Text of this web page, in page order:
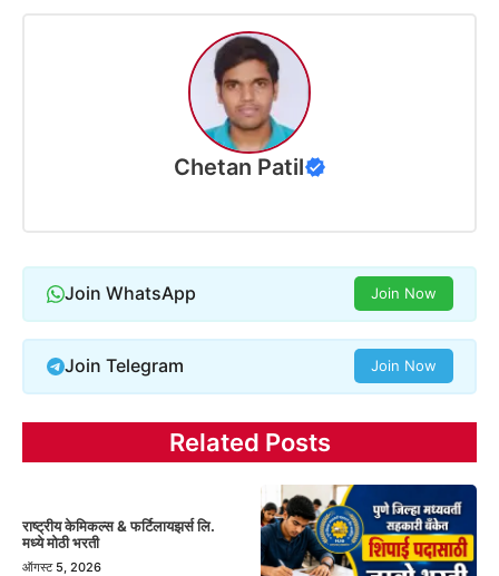
Chetan Patil
Join WhatsApp Join Now
Join Telegram Join Now
Related Posts
राष्ट्रीय केमिकल्स & फर्टिलायझर्स लि.
मध्ये मोठी भरती
ऑगस्ट 5, 2026